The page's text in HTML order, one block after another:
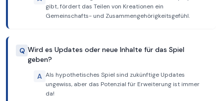
gibt, fördert das Teilen von Kreationen ein
Gemeinschafts- und Zusammengehörigkeitsgefühl.
Q Wird es Updates oder neue Inhalte für das Spiel
geben?
A Als hypothetisches Spiel sind zukünftige Updates
ungewiss, aber das Potenzial für Erweiterung ist immer
da!